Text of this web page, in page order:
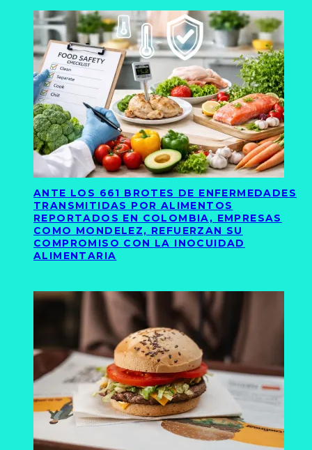
ANTE LOS 661 BROTES DE ENFERMEDADES
TRANSMITIDAS POR ALIMENTOS
REPORTADOS EN COLOMBIA, EMPRESAS
COMO MONDELEZ, REFUERZAN SU
COMPROMISO CON LA INOCUIDAD
ALIMENTARIA